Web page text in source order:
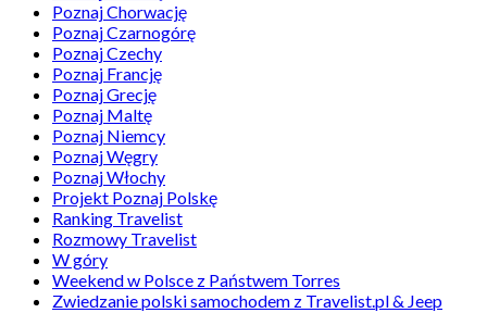
Poznaj Chorwację
Poznaj Czarnogórę
Poznaj Czechy
Poznaj Francję
Poznaj Grecję
Poznaj Maltę
Poznaj Niemcy
Poznaj Węgry
Poznaj Włochy
Projekt Poznaj Polskę
Ranking Travelist
Rozmowy Travelist
W góry
Weekend w Polsce z Państwem Torres
Zwiedzanie polski samochodem z Travelist.pl & Jeep